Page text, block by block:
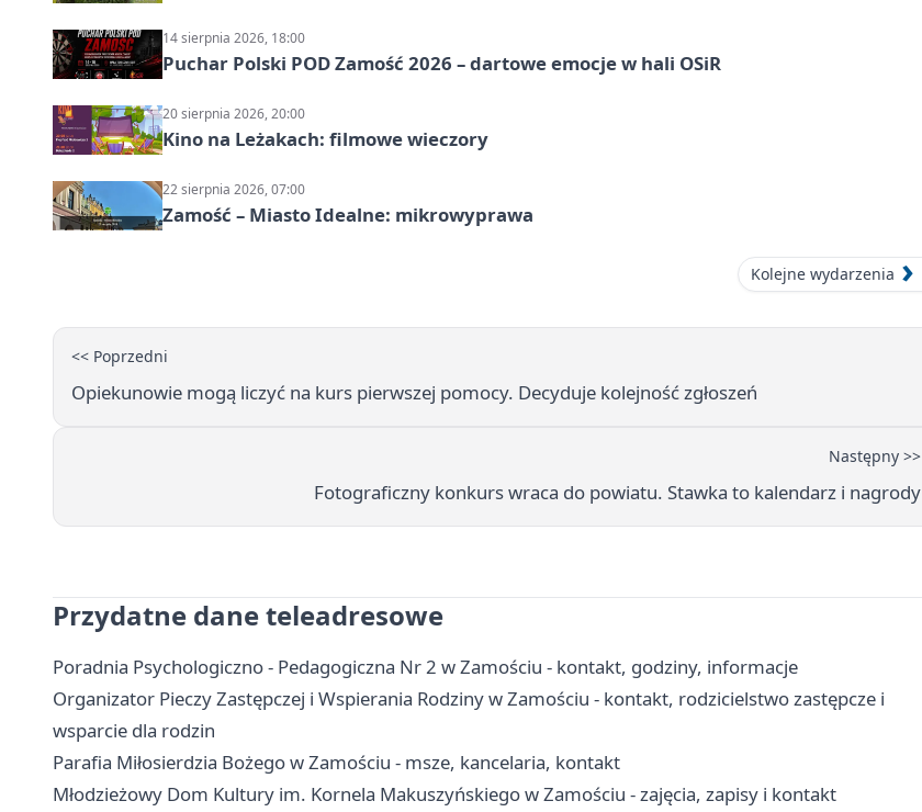
14 sierpnia 2026, 18:00
Puchar Polski POD Zamość 2026 – dartowe emocje w hali OSiR
20 sierpnia 2026, 20:00
Kino na Leżakach: filmowe wieczory
22 sierpnia 2026, 07:00
Zamość – Miasto Idealne: mikrowyprawa
Kolejne wydarzenia
<< Poprzedni
Opiekunowie mogą liczyć na kurs pierwszej pomocy. Decyduje kolejność zgłoszeń
Następny >>
Fotograficzny konkurs wraca do powiatu. Stawka to kalendarz i nagrody
Przydatne dane teleadresowe
Poradnia Psychologiczno - Pedagogiczna Nr 2 w Zamościu - kontakt, godziny, informacje
Organizator Pieczy Zastępczej i Wspierania Rodziny w Zamościu - kontakt, rodzicielstwo zastępcze i
wsparcie dla rodzin
Parafia Miłosierdzia Bożego w Zamościu - msze, kancelaria, kontakt
Młodzieżowy Dom Kultury im. Kornela Makuszyńskiego w Zamościu - zajęcia, zapisy i kontakt